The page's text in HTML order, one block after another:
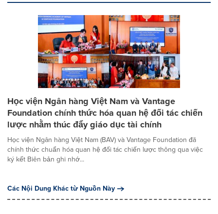
Học viện Ngân hàng Việt Nam và Vantage
Foundation chính thức hóa quan hệ đối tác chiến
lược nhằm thúc đẩy giáo dục tài chính
Học viện Ngân hàng Việt Nam (BAV) và Vantage Foundation đã
chính thức chuẩn hóa quan hệ đối tác chiến lược thông qua việc
ký kết Biên bản ghi nhớ...
Các Nội Dung Khác từ Nguồn Này